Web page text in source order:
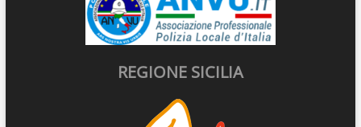
REGIONE SICILIA